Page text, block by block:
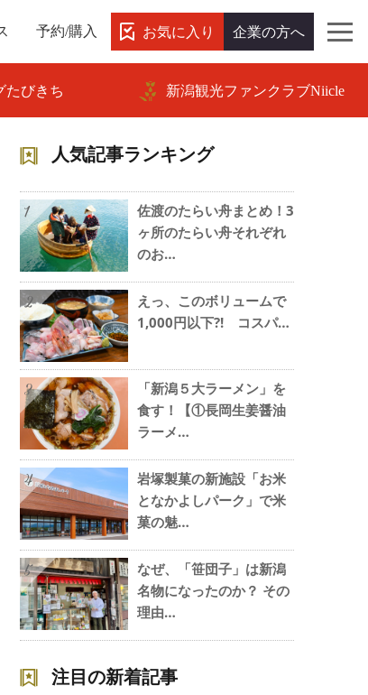
予約/購入 お気に入り 企業の方へ
たびきち 新潟観光ファンクラブNiicle
人気記事ランキング
1
佐渡のたらい舟まとめ！3
ヶ所のたらい舟それぞれ
のお…
2
えっ、このボリュームで
1,000円以下?! コスパ…
3
「新潟５大ラーメン」を
食す！【①長岡生姜醤油
ラーメ…
4
岩塚製菓の新施設「お米
となかよしパーク」で米
菓の魅…
5
なぜ、「笹団子」は新潟
名物になったのか？ その
理由…
注目の新着記事